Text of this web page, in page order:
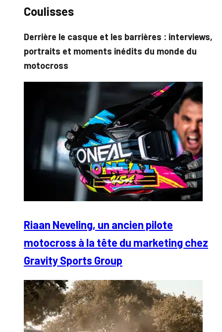
Coulisses
Derrière le casque et les barrières : interviews,
portraits et moments inédits du monde du
motocross
Riaan Neveling, un ancien pilote
motocross à la tête du marketing chez
Gravity Sports Group